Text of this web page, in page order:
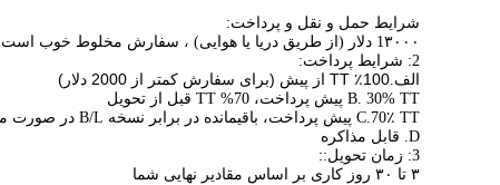
شرایط حمل و نقل و پرداخت:
1۳۰۰۰ دلار (از طریق دریا یا هوایی) ، سفارش مخلوط خوب است
2: شرایط پرداخت:
الف.100٪ TT از پیش (برای سفارش کمتر از 2000 دلار)
B. 30% TT پیش پرداخت، 70% TT قبل از تحویل
C.70٪ TT پیش پرداخت، باقیمانده در برابر نسخه B/L در صورت مشاهده
D. قابل مذاکره
3: زمان تحویل:
:
۳ تا ۳۰ روز کاری بر اساس مقادیر نهایی شما